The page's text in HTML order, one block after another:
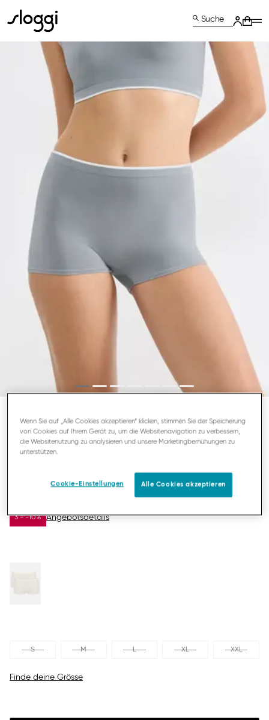
Suche
SLOGGI GO SENSE
SHORTY
29,95 €
3 = -10% Angebotsdetails
S M L XL XXL
Finde deine Grösse
Wenn Sie auf „Alle Cookies akzeptieren“ klicken, stimmen Sie der Speicherung
von Cookies auf Ihrem Gerät zu, um die Websitenavigation zu verbessern,
die Websitenutzung zu analysieren und unsere Marketingbemühungen zu
unterstützen.
Cookie-Einstellungen Alle Cookies akzeptieren